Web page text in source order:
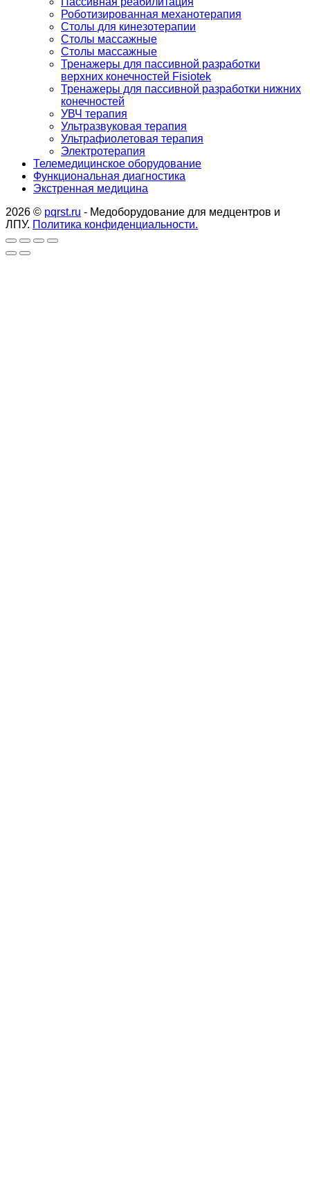
Роботизированная механотерапия
Столы для кинезотерапии
Столы массажные
Столы массажные
Тренажеры для пассивной разработки
верхних конечностей Fisiotek
Тренажеры для пассивной разработки нижних
конечностей
УВЧ терапия
Ультразвуковая терапия
Ультрафиолетовая терапия
Электротерапия
Телемедицинское оборудование
Функциональная диагностика
Экстренная медицина
2026 © pqrst.ru - Медоборудование для медцентров и
ЛПУ. Политика конфиденциальности.